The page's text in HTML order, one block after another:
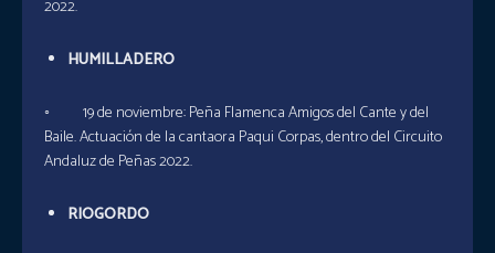
2022.
HUMILLADERO
◦ 19 de noviembre: Peña Flamenca Amigos del Cante y del
Baile. Actuación de la cantaora Paqui Corpas, dentro del Circuito
Andaluz de Peñas 2022.
RIOGORDO